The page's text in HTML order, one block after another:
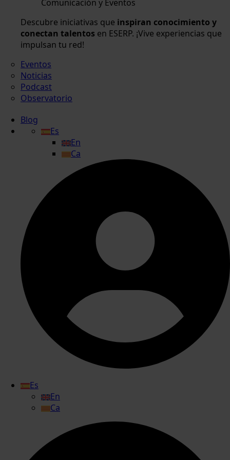
Comunicación y Eventos
Descubre iniciativas que inspiran conocimiento y
conectan talentos en ESERP. ¡Vive experiencias que
impulsan tu red!
Eventos
Noticias
Podcast
Observatorio
Blog
Es
En
Ca
Es
En
Ca